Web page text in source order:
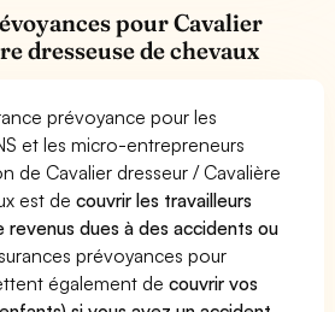
pour Cavalier
dresseuse de chevaux
prévoyance pour les
et les micro-entrepreneurs
de Cavalier dresseur / Cavalière
est decouvrir les travailleurs
dues à des accidents ou
prévoyances pour
également decouvrir vos